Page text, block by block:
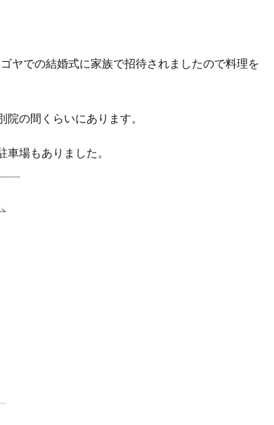
ヤでの結婚式に家族で招待されましたので料理を
の間くらいにあります。
場もありました。